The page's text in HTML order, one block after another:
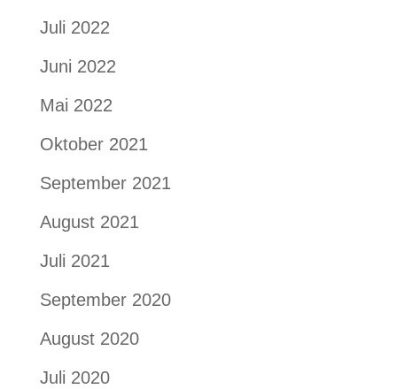
Juli 2022
Juni 2022
Mai 2022
Oktober 2021
September 2021
August 2021
Juli 2021
September 2020
August 2020
Juli 2020